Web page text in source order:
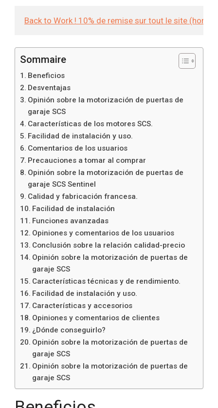
Back to Work ! 10% de remise sur tout le site (hors
Sommaire
Beneficios
Desventajas
Opinión sobre la motorización de puertas de
garaje SCS
Características de los motores SCS.
Facilidad de instalación y uso.
Comentarios de los usuarios
Precauciones a tomar al comprar
Opinión sobre la motorización de puertas de
garaje SCS Sentinel
Calidad y fabricación francesa.
Facilidad de instalación
Funciones avanzadas
Opiniones y comentarios de los usuarios
Conclusión sobre la relación calidad-precio
Opinión sobre la motorización de puertas de
garaje SCS
Características técnicas y de rendimiento.
Facilidad de instalación y uso.
Características y accesorios
Opiniones y comentarios de clientes
¿Dónde conseguirlo?
Opinión sobre la motorización de puertas de
garaje SCS
Opinión sobre la motorización de puertas de
garaje SCS